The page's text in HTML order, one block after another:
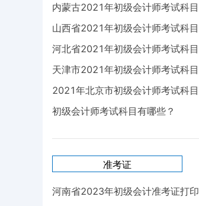
内蒙古2021年初级会计师考试科目
山西省2021年初级会计师考试科目
河北省2021年初级会计师考试科目
天津市2021年初级会计师考试科目
2021年北京市初级会计师考试科目
初级会计师考试科目有哪些？
准考证
河南省2023年初级会计准考证打